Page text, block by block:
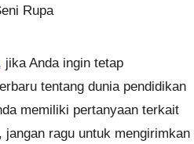
Rupa
jika Anda ingin tetap
tentang dunia pendidikan
memiliki pertanyaan terkait
ragu untuk mengirimkan